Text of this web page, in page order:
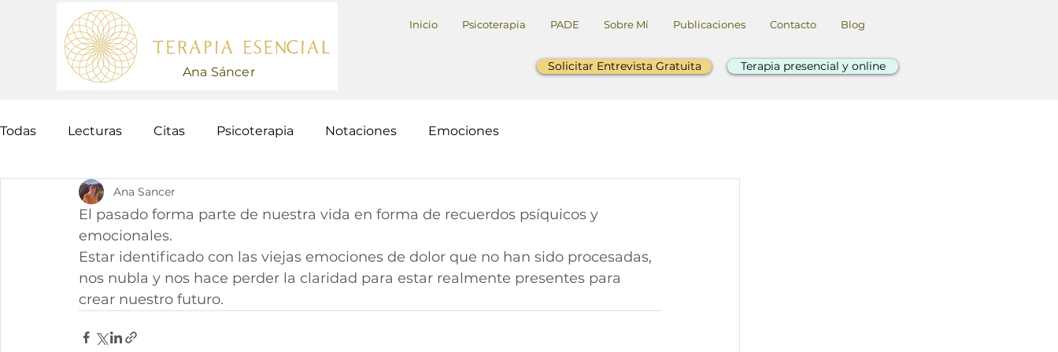
Inicio Psicoterapia PADE Sobre Mí Publicaciones Contacto Blog
Solicitar Entrevista Gratuita Terapia presencial y online
Ana Sáncer
Todas Lecturas Citas Psicoterapia Notaciones Emociones
Ana Sancer
El pasado forma parte de nuestra vida en forma de recuerdos psíquicos y
emocionales.
Estar identificado con las viejas emociones de dolor que no han sido procesadas,
nos nubla y nos hace perder la claridad para estar realmente presentes para
crear nuestro futuro.